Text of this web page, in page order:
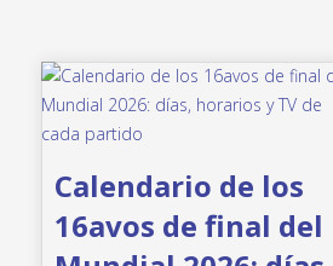
Calendario de los
16avos de final del